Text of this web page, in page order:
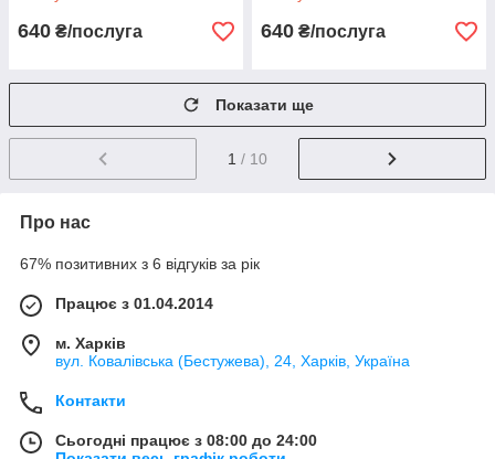
640 ₴/послуга 640 ₴/послуга
Показати ще
1 / 10
Про нас
67% позитивних з 6 відгуків за рік
Працює з 01.04.2014
м. Харків
вул. Ковалівська (Бестужева), 24, Харків, Україна
Контакти
Сьогодні працює з 08:00 до 24:00